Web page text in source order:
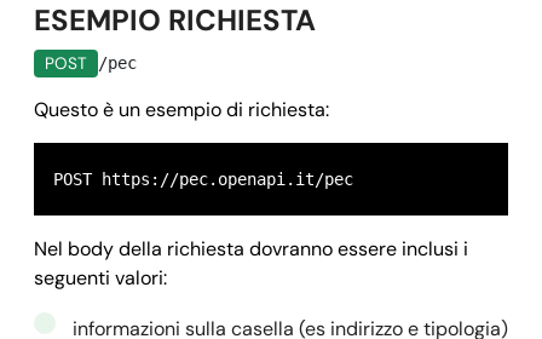
ESEMPIO RICHIESTA
POST /pec
Questo è un esempio di richiesta:
POST https://pec.openapi.it/pec
Nel body della richiesta dovranno essere inclusi i
seguenti valori:
informazioni sulla casella (es indirizzo e tipologia)